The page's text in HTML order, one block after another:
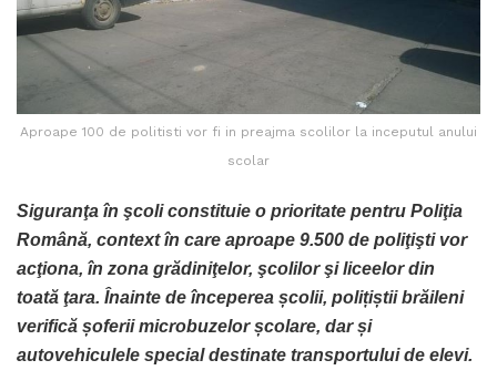
Aproape 100 de politisti vor fi in preajma scolilor la inceputul anului
scolar
Siguranţa în şcoli constituie o prioritate pentru Poliţia
Română, context în care aproape 9.500 de poliţişti vor
acţiona, în zona grădiniţelor, şcolilor şi liceelor din
toată ţara. Înainte de începerea școlii, polițiștii brăileni
verifică șoferii microbuzelor școlare, dar și
autovehiculele special destinate transportului de elevi.